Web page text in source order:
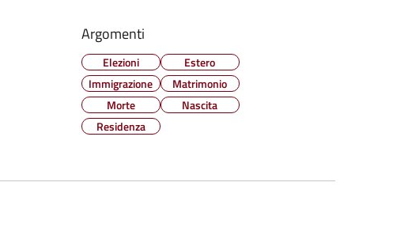
Argomenti
Elezioni
Estero
Immigrazione
Matrimonio
Morte
Nascita
Residenza